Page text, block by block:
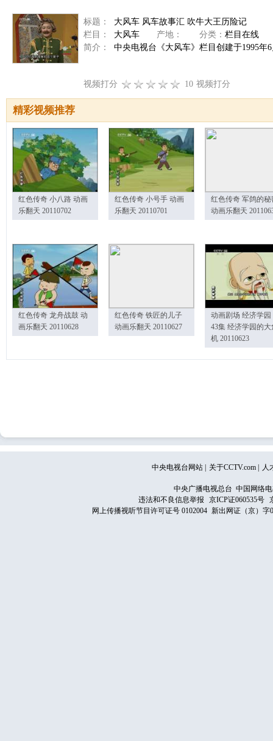
标题：
大风车 风车故事汇 吹牛大王历险记
栏目：
大风车 产地： 分类： 栏目在线
简介：
中央电视台《大风车》栏目创建于1995年
视频打分 10 视频打分
精彩视频推荐
红色传奇 小八路 动画
乐翻天 20110702
红色传奇 小号手 动画
乐翻天 20110701
红色传奇 军鸽的秘
动画乐翻天
红色传奇 龙舟战鼓 动
画乐翻天 20110628
红色传奇 铁匠的儿子
动画乐翻天 20110627
动画剧场 经济学园
43集 经济学园的大
机 20110623
中央电视台网站 关于CCTV.com 人
中央广播电视总台 中国网络
违法和不良信息举报
京ICP证060535号
网上传播视听节目许可证号 0102004 新出网证（京）